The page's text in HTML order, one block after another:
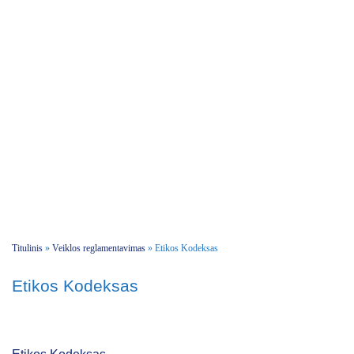
Titulinis » Veiklos reglamentavimas » Etikos Kodeksas
Etikos Kodeksas